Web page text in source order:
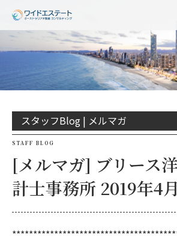
スタッフBlog | メルマガ
STAFF BLOG
[メルマガ] ブリース
計士事務所 2019年4